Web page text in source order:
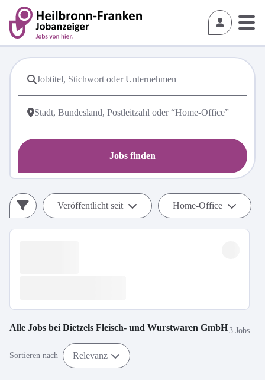
Jobs finden
Veröffentlicht seit Home-Office
Alle Jobs bei Dietzels Fleisch- und Wurstwaren GmbH3 Jobs
Sortieren nach Relevanz